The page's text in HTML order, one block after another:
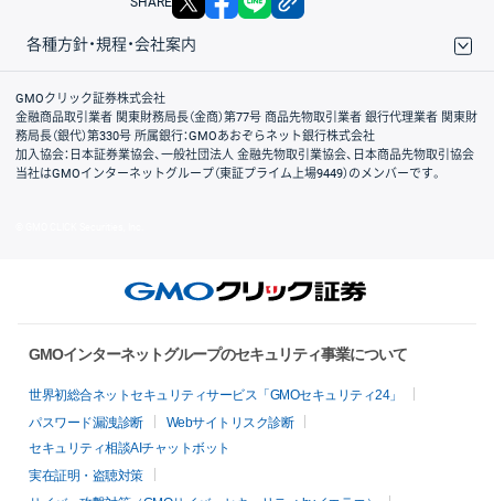
各種方針・規程・会社案内
取引規程・約款
サイトマップ
その他のご案内
個人情報保護方針
最良執行方針
サイトのご利用について
ディスクレイマー
信託保全
リスク説明
会社案内
GMOクリック証券株式会社
金融商品取引業者 関東財務局長（金商）第77号 商品先物取引業者 銀行代理業者 関東財
務局長（銀代）第330号 所属銀行：GMOあおぞらネット銀行株式会社
加入協会：日本証券業協会、一般社団法人 金融先物取引業協会、日本商品先物取引協会
当社はGMOインターネットグループ（東証プライム上場9449）のメンバーです。
GMOインターネットグループのセキュリティ事業について
世界初総合ネットセキュリティサービス「GMOセキュリティ24」
パスワード漏洩診断
Webサイトリスク診断
セキュリティ相談AIチャットボット
実在証明・盗聴対策